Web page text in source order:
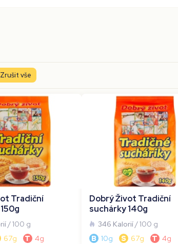
Zrušit vše
Tradiční
/ 100 g
67g T 4g
Dobrý Život Tradiční
suchárky 140g
346 Kalorií/ 100 g
B 10g S 67g T 4g